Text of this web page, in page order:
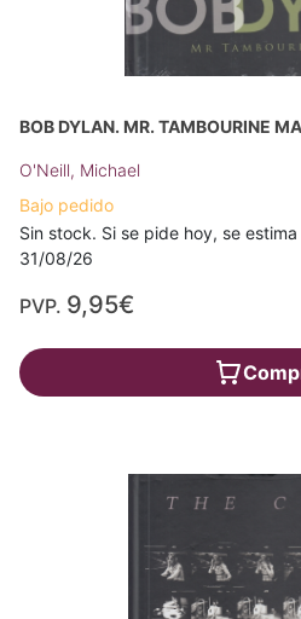
BOB DYLAN. MR. TAMBOURINE
O'Neill, Michael
Bajo pedido
Sin stock. Si se pide hoy, se
31/08/26
PVP. 9,95€